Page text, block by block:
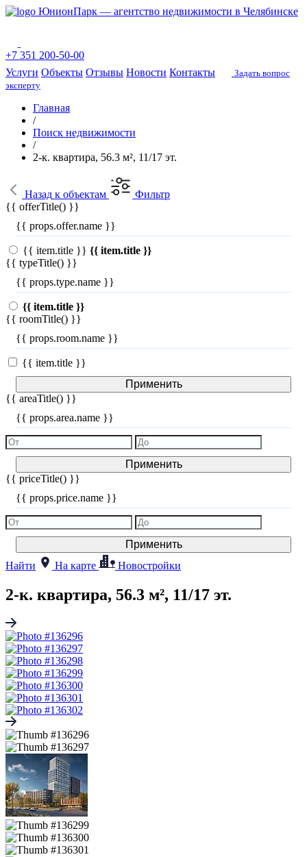
ЮнионПарк — агентство недвижимости в Челябинске
+7 351 200-50-00
Услуги Объекты Отзывы Новости Контакты
Задать вопрос
эксперту
Главная
/
Поиск недвижимости
/
2-к. квартира, 56.3 м², 11/17 эт.
Назад к объектам
Фильтр
{{ offerTitle() }}
{{ props.offer.name }}
{{ item.title }} {{ item.title }}
{{ typeTitle() }}
{{ props.type.name }}
{{ item.title }}
{{ roomTitle() }}
{{ props.room.name }}
{{ item.title }}
Применить
{{ areaTitle() }}
{{ props.area.name }}
Применить
{{ priceTitle() }}
{{ props.price.name }}
Применить
Найти
На карте Новостройки
2-к. квартира, 56.3 м², 11/17 эт.